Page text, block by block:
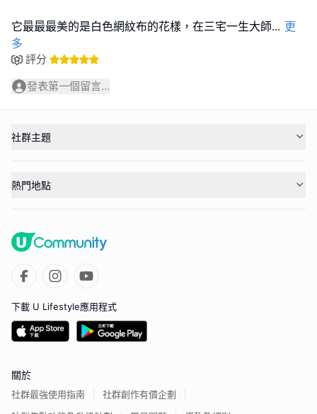
它最最最美的是白色網紋布的花樣，在三宅一生大師... 更
多
評分
發表第一個留言...
社群主題
熱門地點
下載 U Lifestyle應用程式
關於
社群最強使用指南
社群創作有價企劃